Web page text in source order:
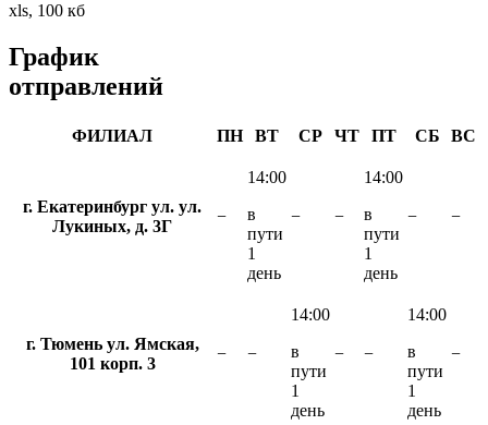
xls, 100 кб
График
отправлений
ФИЛИАЛ ПН ВТ СР ЧТ ПТ СБ ВС
г. Екатеринбург ул. ул.
Лукиных, д. 3Г
−
14:00
в
пути
1
день
− −
14:00
в
пути
1
день
− −
г. Тюмень ул. Ямская,
101 корп. 3
− −
14:00
в
пути
1
день
− −
14:00
в
пути
1
день
−